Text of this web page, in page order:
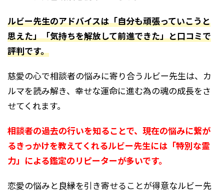
ルビー先生のアドバイスは「自分も頑張っていこうと
思えた」「気持ちを解放して前進できた」と口コミで
評判です。
慈愛の心で相談者の悩みに寄り合うルビー先生は、カ
ルマを読み解き、幸せな運命に進む為の魂の成長をさ
せてくれます。
相談者の過去の行いを知ることで、現在の悩みに繋が
るきっかけを教えてくれるルビー先生には「特別な霊
力」による鑑定のリピーターが多いです。
恋愛の悩みと良縁を引き寄せることが得意なルビー先